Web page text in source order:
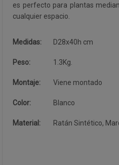
es perfecto para plantas
cualquier espacio.
Medidas: D28x40h cm
Peso: 1.3Kg.
Montaje: Viene montado
Color: Blanco
Material: Ratán Sintético,